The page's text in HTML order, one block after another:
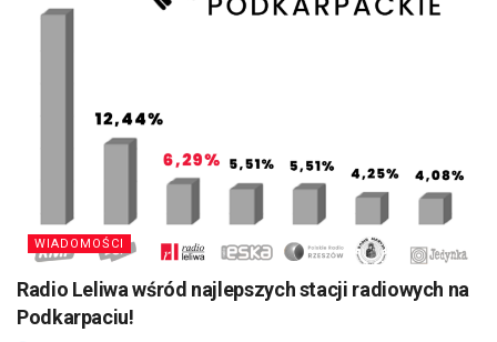
WIADOMOŚCI
Radio Leliwa wśród najlepszych stacji radiowych na
Podkarpaciu!